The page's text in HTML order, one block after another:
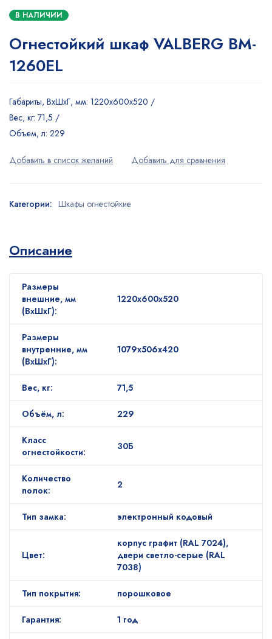
В НАЛИЧИИ
Огнестойкий шкаф VALBERG BM-
1260EL
Габариты, ВxШxГ, мм: 1220x600x520 /
Вес, кг: 71,5 /
Объем, л: 229
Категории: Шкафы огнестойкие
Описание
Размеры
внешние, мм
(ВхШхГ):
1220x600x520
Размеры
внутренние, мм
(ВхШхГ):
1079x506x420
Вес, кг: 71,5
Объём, л: 229
Класс
огнестойкости:
30Б
Количество
полок:
2
Тип замка: электронный кодовый
Цвет:
корпус графит (RAL 7024),
двери светло-серые (RAL
7038)
Тип покрытия: порошковое
Гарантия: 1 год